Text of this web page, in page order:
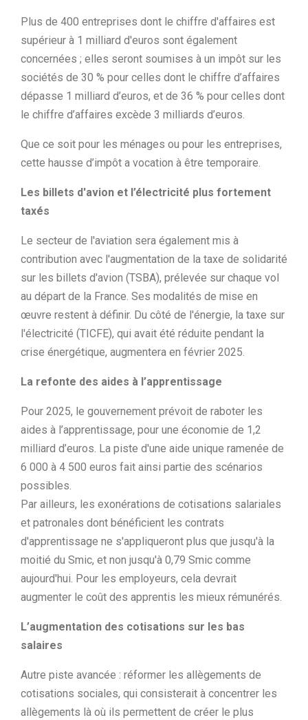
Plus de 400 entreprises dont le chiffre d'affaires est
supérieur à 1 milliard d'euros sont également
concernées ; elles seront soumises à un impôt sur les
sociétés de 30 % pour celles dont le chiffre d’affaires
dépasse 1 milliard d’euros, et de 36 % pour celles dont
le chiffre d’affaires excède 3 milliards d’euros.
Que ce soit pour les ménages ou pour les entreprises,
cette hausse d’impôt a vocation à être temporaire.
Les billets d'avion et l’électricité plus fortement
taxés
Le secteur de l'aviation sera également mis à
contribution avec l'augmentation de la taxe de solidarité
sur les billets d'avion (TSBA), prélevée sur chaque vol
au départ de la France. Ses modalités de mise en
œuvre restent à définir. Du côté de l'énergie, la taxe sur
l'électricité (TICFE), qui avait été réduite pendant la
crise énergétique, augmentera en février 2025.
La refonte des aides à l’apprentissage
Pour 2025, le gouvernement prévoit de raboter les
aides à l’apprentissage, pour une économie de 1,2
milliard d’euros. La piste d'une aide unique ramenée de
6 000 à 4 500 euros fait ainsi partie des scénarios
possibles.
Par ailleurs, les exonérations de cotisations salariales
et patronales dont bénéficient les contrats
d'apprentissage ne s'appliqueront plus que jusqu'à la
moitié du Smic, et non jusqu'à 0,79 Smic comme
aujourd'hui. Pour les employeurs, cela devrait
augmenter le coût des apprentis les mieux rémunérés.
L’augmentation des cotisations sur les bas
salaires
Autre piste avancée : réformer les allègements de
cotisations sociales, qui consisterait à concentrer les
allègements là où ils permettent de créer le plus